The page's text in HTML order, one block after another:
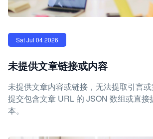
Sat Jul 04 2026
未提供文章链接或内容
未提供文章内容或链接，无法提取引言
提交包含文章 URL 的 JSON 数组或直接
本。